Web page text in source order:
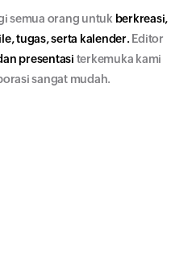
semua orang untuk berkreasi,
tugas, serta kalender. Editor
presentasi terkemuka kami
sangat mudah.